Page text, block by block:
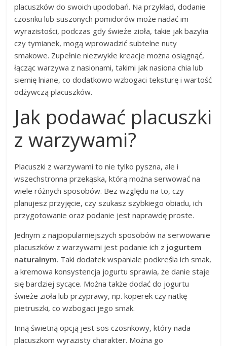
placuszków do swoich upodobań. Na przykład, dodanie
czosnku lub suszonych pomidorów może nadać im
wyrazistości, podczas gdy świeże zioła, takie jak bazylia
czy tymianek, mogą wprowadzić subtelne nuty
smakowe. Zupełnie niezwykłe kreacje można osiągnąć,
łącząc warzywa z nasionami, takimi jak nasiona chia lub
siemię lniane, co dodatkowo wzbogaci teksturę i wartość
odżywczą placuszków.
Jak podawać placuszki
z warzywami?
Placuszki z warzywami to nie tylko pyszna, ale i
wszechstronna przekąska, którą można serwować na
wiele różnych sposobów. Bez względu na to, czy
planujesz przyjęcie, czy szukasz szybkiego obiadu, ich
przygotowanie oraz podanie jest naprawdę proste.
Jednym z najpopularniejszych sposobów na serwowanie
placuszków z warzywami jest podanie ich z jogurtem
naturalnym. Taki dodatek wspaniale podkreśla ich smak,
a kremowa konsystencja jogurtu sprawia, że danie staje
się bardziej sycące. Można także dodać do jogurtu
świeże zioła lub przyprawy, np. koperek czy natkę
pietruszki, co wzbogaci jego smak.
Inną świetną opcją jest sos czosnkowy, który nada
placuszkom wyrazisty charakter. Można go